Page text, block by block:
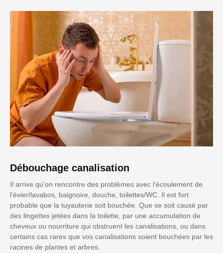
Débouchage canalisation
Il arrive qu'on rencontre des problèmes avec l’écoulement de
l’évier/lavabos, baignoire, douche, toilettes/WC. Il est fort
probable que la tuyauterie soit bouchée. Que se soit causé par
des lingettes jetées dans la toilette, par une accumulation de
cheveux ou nourriture qui obstruent les canalisations, ou dans
certains cas rares que vos canalisations soient bouchées par les
racines de plantes et arbres.